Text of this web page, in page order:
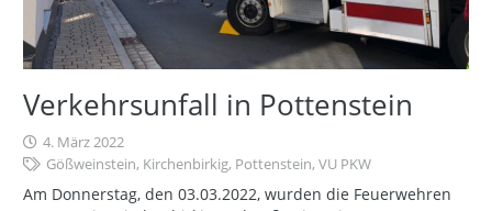
Verkehrsunfall in Pottenstein
4. März 2022
Gößweinstein, Kirchenbirkig, Pottenstein,VU PKW
Am Donnerstag, den 03.03.2022, wurden die Feuerwehren